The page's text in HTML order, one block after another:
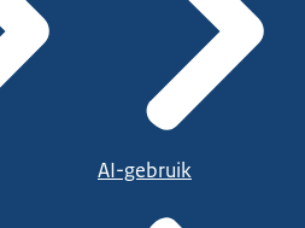
AI-gebruik